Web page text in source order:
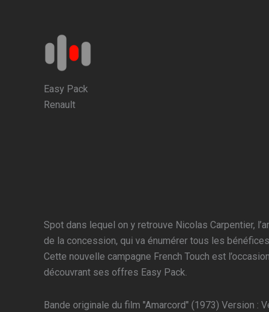
Easy Pack
Renault
Spot dans lequel on y retrouve Nicolas Carpentier,
de la concession, qui va énumérer tous les
Cette nouvelle campagne French Touch est
découvrant ses offres Easy Pack.
Bande originale du film "Amarcord" (1973) Version :